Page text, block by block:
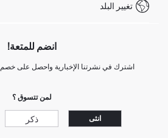
+212 525 076 633 خدمة العملاء
تغيير البلد
انضم للمتعة!
اشترك في نشرتنا الإخبارية واحصل على خصم 10٪ على تسوقك الأول!
لمن تتسوق ؟
انثى ذكر